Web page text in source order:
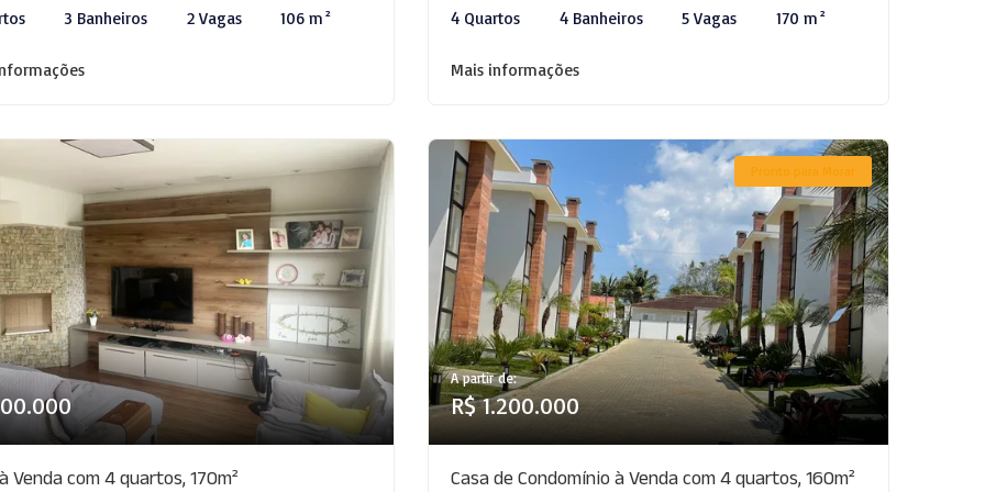
3 Banheiros 2 Vagas 106 m² 4 Quartos 4 Banheiros 5 Vagas 170 m²
Mais informações
Venda com 4 quartos, 170m²
Pronto para Morar
A partir de:
R$ 1.200.000
Casa de Condomínio à Venda com 4 quartos, 160m²